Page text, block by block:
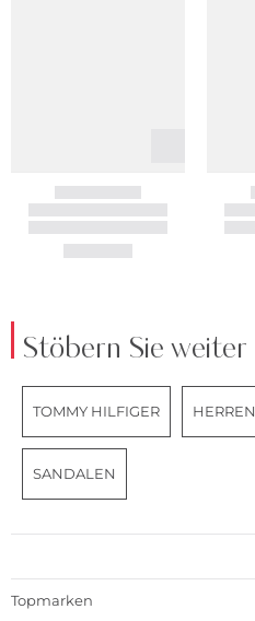
Stöbern Sie weiter
TOMMY HILFIGER HERREN
SANDALEN
Topmarken